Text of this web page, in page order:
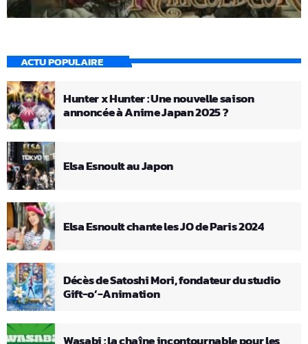
ACTU POPULAIRE
Hunter x Hunter : Une nouvelle saison
annoncée à Anime Japan 2025 ?
Elsa Esnoult au Japon
Elsa Esnoult chante les JO de Paris 2024
Décès de Satoshi Mori, fondateur du studio
Gift-o’-Animation
Wasabi : la chaîne incontournable pour les